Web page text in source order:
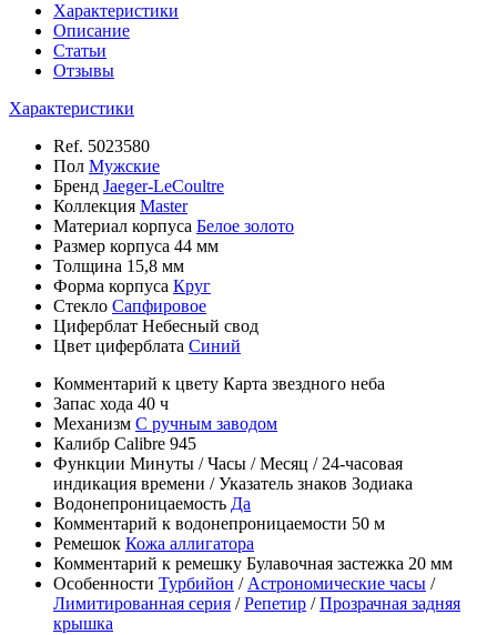
Характеристики
Описание
Статьи
Отзывы
Характеристики
Ref. 5023580
Пол Мужские
Бренд Jaeger-LeCoultre
Коллекция Master
Материал корпуса Белое золото
Размер корпуса 44 мм
Толщина 15,8 мм
Форма корпуса Круг
Стекло Сапфировое
Циферблат Небесный свод
Цвет циферблата Синий
Комментарий к цвету Карта звездного неба
Запас хода 40 ч
Механизм С ручным заводом
Калибр Calibre 945
Функции Минуты /Часы /Месяц / 24-часовая
индикация времени /Указатель знаков Зодиака
Водонепроницаемость Да
Комментарий к водонепроницаемости 50 м
Ремешок Кожа аллигатора
Комментарий к ремешку Булавочная застежка 20 мм
Особенности Турбийон / Астрономические часы /
Лимитированная серия /Репетир /Прозрачная задняя
крышка